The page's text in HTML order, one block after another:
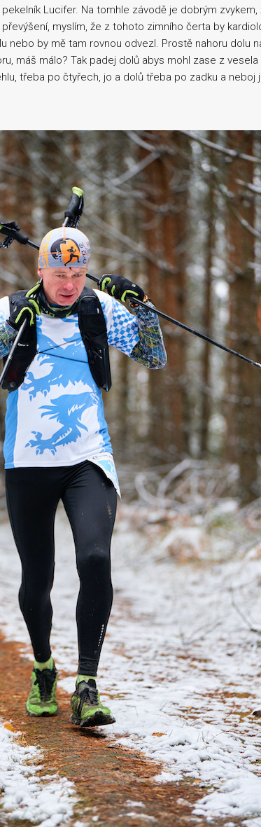
Lucifer. Na tomhle závodě je dobrým zvykem,
myslím, že z tohoto zimního čerta by
nebo by mě tam rovnou odvezl. Prostě nahoru dolu
máš málo? Tak padej dolů abys mohl zase z vesela
třeba po čtyřech, jo a dolů třeba po zadku a neboj